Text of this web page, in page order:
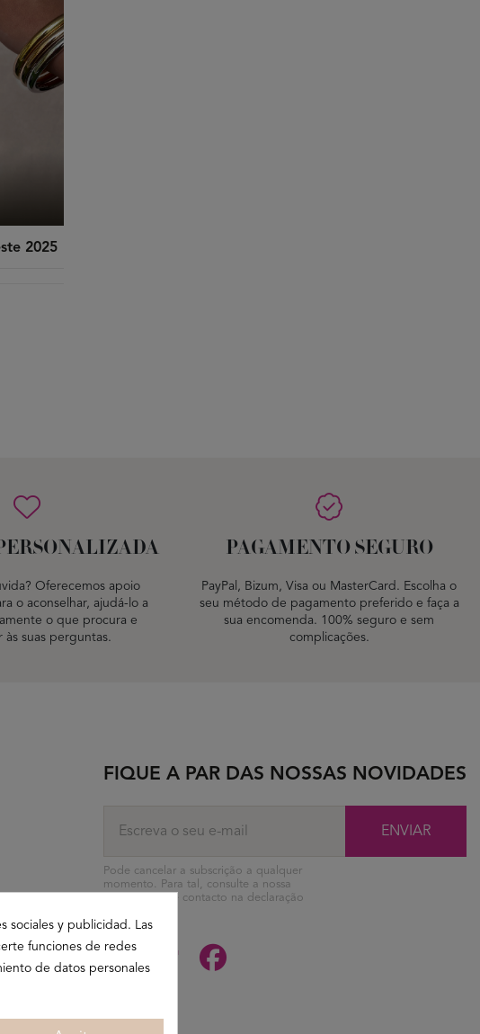
2025
Oferecemos apoio
o aconselhar, ajudá-lo a
o que procura e
às suas perguntas.
PAGAMENTO SEGURO
PayPal, Bizum, Visa ou MasterCard. Escolha o
seu método de pagamento preferido e faça a
sua encomenda. 100% seguro e sem
complicações.
FIQUE A PAR DAS NOSSAS NOVIDADES
ENVIAR
Pode cancelar a subscrição a qualquer
momento. Para tal, consulte a nossa
informação de contacto na declaração
sociales y publicidad. Las
funciones de redes
de datos personales